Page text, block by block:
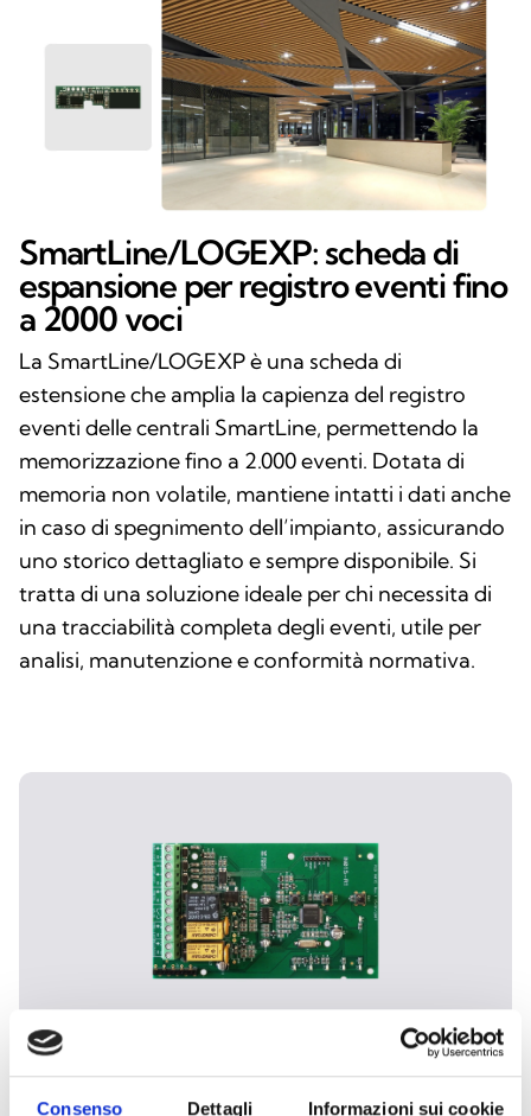
Consenso Dettagli Informazioni sui cookie
SmartLine/LOGEXP: scheda di
espansione per registro eventi fino
a 2000 voci
La SmartLine/LOGEXP è una scheda di
estensione che amplia la capienza del registro
eventi delle centrali SmartLine, permettendo la
memorizzazione fino a 2.000 eventi. Dotata di
memoria non volatile, mantiene intatti i dati anche
in caso di spegnimento dell’impianto, assicurando
uno storico dettagliato e sempre disponibile. Si
tratta di una soluzione ideale per chi necessita di
una tracciabilità completa degli eventi, utile per
analisi, manutenzione e conformità normativa.
SmartLetLoose/ONE: scheda
estinzione gas certificata